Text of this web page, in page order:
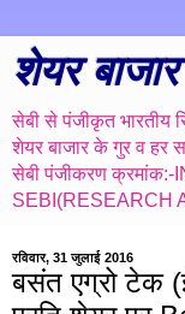
शेयर बाजार
सेबी से पंजीकृत भारतीय
शेयर बाजार के गुर व हर
सेबी पंजीकरण
SEBI(RESEARCH
रविवार, 31 जुलाई 2016
बसंत एग्रो टेक